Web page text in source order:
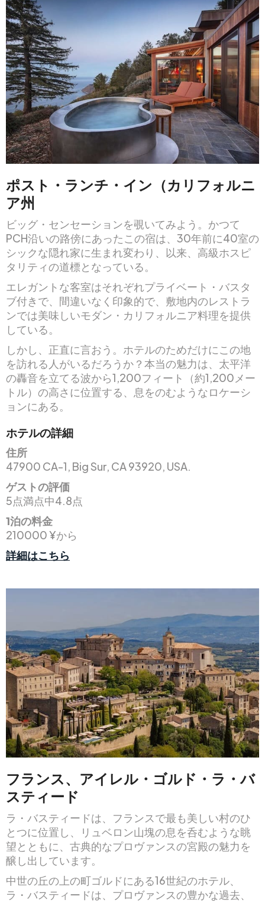
ポスト・ランチ・イン（カリフォルニ
ア州
ビッグ・センセーションを覗いてみよう。かつて
PCH沿いの路傍にあったこの宿は、30年前に40室の
シックな隠れ家に生まれ変わり、以来、高級ホスピ
タリティの道標となっている。
エレガントな客室はそれぞれプライベート・バスタ
ブ付きで、間違いなく印象的で、敷地内のレストラ
ンでは美味しいモダン・カリフォルニア料理を提供
している。
しかし、正直に言おう。ホテルのためだけにこの地
を訪れる人がいるだろうか？本当の魅力は、太平洋
の轟音を立てる波から1,200フィート（約1,200メー
トル）の高さに位置する、息をのむようなロケーシ
ョンにある。
ホテルの詳細
住所
47900 CA-1, Big Sur, CA 93920, USA.
ゲストの評価
5点満点中4.8点
1泊の料金
210000 ¥から
詳細はこちら
フランス、アイレル・ゴルド・ラ・バ
スティード
ラ・バスティードは、フランスで最も美しい村のひ
とつに位置し、リュベロン山塊の息を呑むような眺
望とともに、古典的なプロヴァンスの宮殿の魅力を
醸し出しています。
中世の丘の上の町ゴルドにある16世紀のホテル、
ラ・バスティードは、プロヴァンスの豊かな過去、